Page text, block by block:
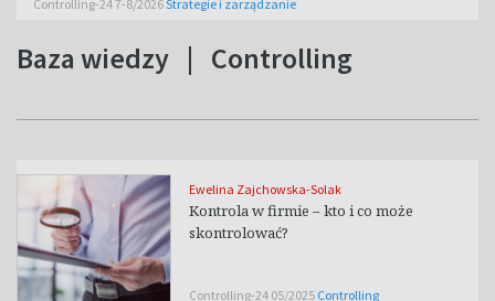
Baza wiedzy | Controlling
Ewelina Zajchowska-Solak
Kontrola w firmie – kto i co może
skontrolować?
Controlling-24 05/2025 Controlling
Controlling-24 7-8/2026Strategie i zarządzanie